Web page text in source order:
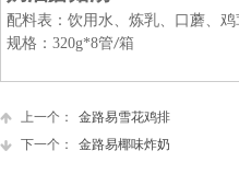
配料表：饮用水、炼乳、口蘑、
规格： 320g*8管/箱
上一个：
金路易雪花鸡排
下一个：
金路易椰味炸奶